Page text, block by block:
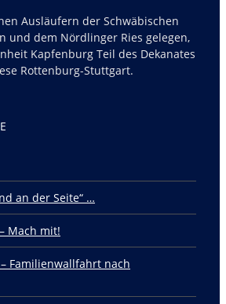
Ausläufern der Schwäbischen
und dem Nördlinger Ries gelegen,
Kapfenburg Teil des Dekanates
Rottenburg-Stuttgart.
an der Seite“ …
Mach mit!
Familienwallfahrt nach